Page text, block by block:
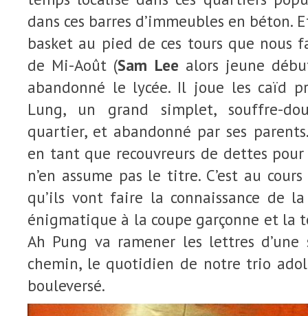
dans ces barres d’immeubles en béton.
basket au pied de ces tours que nous
de Mi-Août (Sam Lee alors jeune
abandonné le lycée. Il joue les caïd
Lung, un grand simplet, souffre-
quartier, et abandonné par ses
en tant que recouvreurs de dettes
n’en assume pas le titre. C’est au
qu’ils vont faire la connaissance de
énigmatique à la coupe garçonne et la
Ah Pung va ramener les lettres d’une
chemin, le quotidien de notre trio
bouleversé.